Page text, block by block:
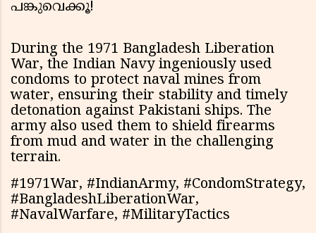
പങ്കുവെക്കൂ!
During the 1971 Bangladesh Liberation
War, the Indian Navy ingeniously used
condoms to protect naval mines from
water, ensuring their stability and timely
detonation against Pakistani ships. The
army also used them to shield firearms
from mud and water in the challenging
terrain.
#1971War, #IndianArmy, #CondomStrategy,
#BangladeshLiberationWar,
#NavalWarfare, #MilitaryTactics